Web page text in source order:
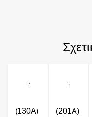
(130A)
(201A)